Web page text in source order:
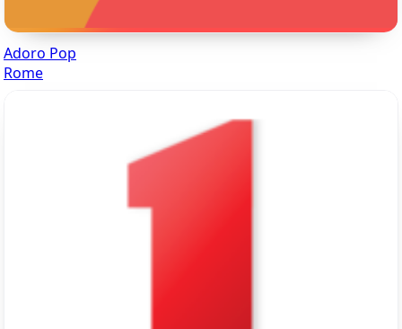
Adoro Pop
Rome